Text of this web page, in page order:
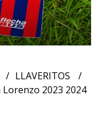
LLAVERITOS
2023 2024